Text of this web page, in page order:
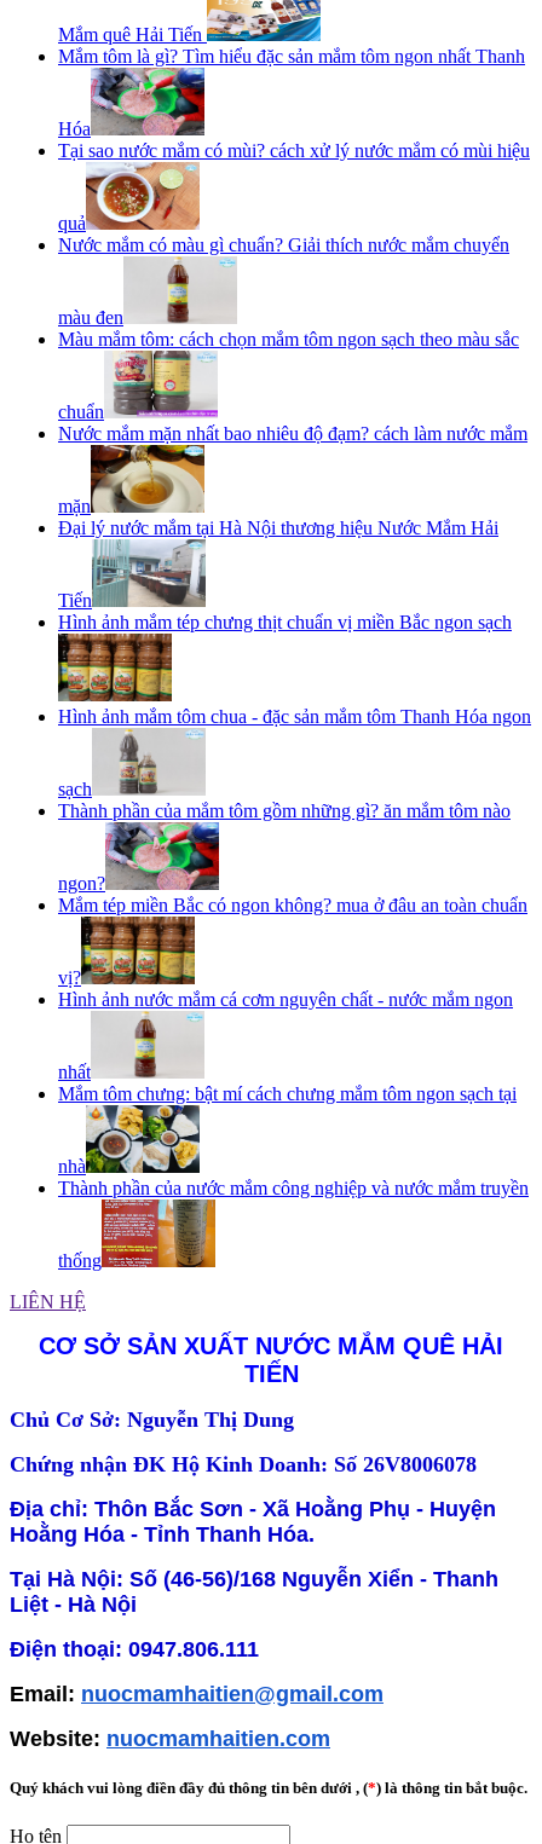
Mắm quê Hải Tiến
Mắm tôm là gì? Tìm hiểu đặc sản mắm tôm ngon nhất Thanh
Hóa
Tại sao nước mắm có mùi? cách xử lý nước mắm có mùi hiệu
quả
Nước mắm có màu gì chuẩn? Giải thích nước mắm chuyển
màu đen
Màu mắm tôm: cách chọn mắm tôm ngon sạch theo màu sắc
chuẩn
Nước mắm mặn nhất bao nhiêu độ đạm? cách làm nước mắm
mặn
Đại lý nước mắm tại Hà Nội thương hiệu Nước Mắm Hải
Tiến
Hình ảnh mắm tép chưng thịt chuẩn vị miền Bắc ngon sạch
Hình ảnh mắm tôm chua - đặc sản mắm tôm Thanh Hóa ngon
sạch
Thành phần của mắm tôm gồm những gì? ăn mắm tôm nào
ngon?
Mắm tép miền Bắc có ngon không? mua ở đâu an toàn chuẩn
vị?
Hình ảnh nước mắm cá cơm nguyên chất - nước mắm ngon
nhất
Mắm tôm chưng: bật mí cách chưng mắm tôm ngon sạch tại
nhà
Thành phần của nước mắm công nghiệp và nước mắm truyền
thống
LIÊN HỆ
CƠ SỞ SẢN XUẤT NƯỚC MẮM QUÊ HẢI
TIẾN
Chủ Cơ Sở: Nguyễn Thị Dung
Chứng nhận ĐK Hộ Kinh Doanh: Số 26V8006078
Địa chỉ: Thôn Bắc Sơn - Xã Hoằng Phụ - Huyện
Hoằng Hóa - Tỉnh Thanh Hóa.
Tại Hà Nội: Số (46-56)/168 Nguyễn Xiển - Thanh
Liệt - Hà Nội
Điện thoại: 0947.806.111
Email: nuocmamhaitien@gmail.com
Website: nuocmamhaitien.com
Quý khách vui lòng điền đầy đủ thông tin bên dưới , (*) là thông tin bắt buộc.
Họ tên